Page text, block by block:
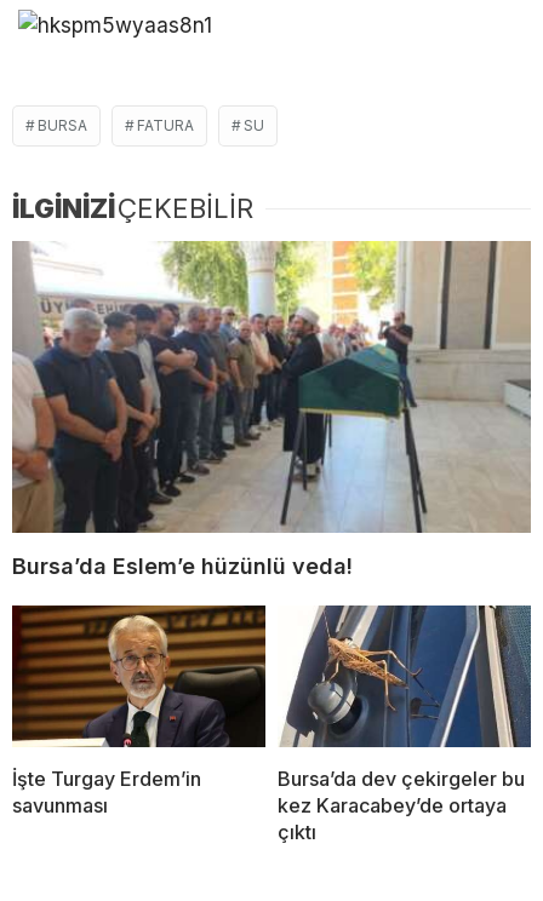
BURSA FATURA SU
İLGİNİZİÇEKEBİLİR
Bursa’da Eslem’e hüzünlü veda!
İşte Turgay Erdem’in
savunması
Bursa’da dev çekirgeler bu
kez Karacabey’de ortaya
çıktı